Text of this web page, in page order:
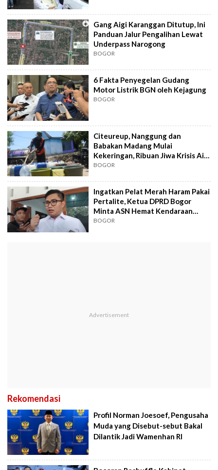
Gang Aigi Karanggan Ditutup, Ini
Panduan Jalur Pengalihan Lewat
Underpass Narogong
BOGOR
6 Fakta Penyegelan Gudang
Motor Listrik BGN oleh Kejagung
BOGOR
Citeureup, Nanggung dan
Babakan Madang Mulai
Kekeringan, Ribuan Jiwa Krisis Air
Bersih
BOGOR
Ingatkan Pelat Merah Haram Pakai
Pertalite, Ketua DPRD Bogor
Minta ASN Hemat Kendaraan
Dinas
BOGOR
Rekomendasi
Profil Norman Joesoef, Pengusaha
Muda yang Disebut-sebut Bakal
Dilantik Jadi Wamenhan RI